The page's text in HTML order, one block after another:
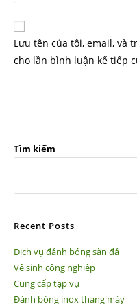
Lưu tên của tôi, email, và
cho lần bình luận kế tiếp
Tìm kiếm
Recent Posts
Dịch vụ đánh bóng sàn đá
Vệ sinh công nghiệp
Cung cấp tạp vụ
Đánh bóng inox thang máy